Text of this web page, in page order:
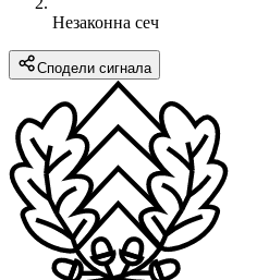
Незаконна сеч
Сподели сигнала